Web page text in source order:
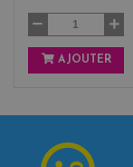
AJOUTER